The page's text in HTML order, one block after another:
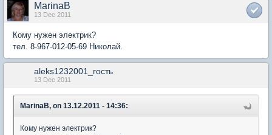
MarinaB
13 Dec 2011
Кому нужен электрик?
тел. 8-967-012-05-69 Николай.
aleks1232001_гость
13 Dec 2011
MarinaB, on 13.12.2011 - 14:36:
Кому нужен электрик?